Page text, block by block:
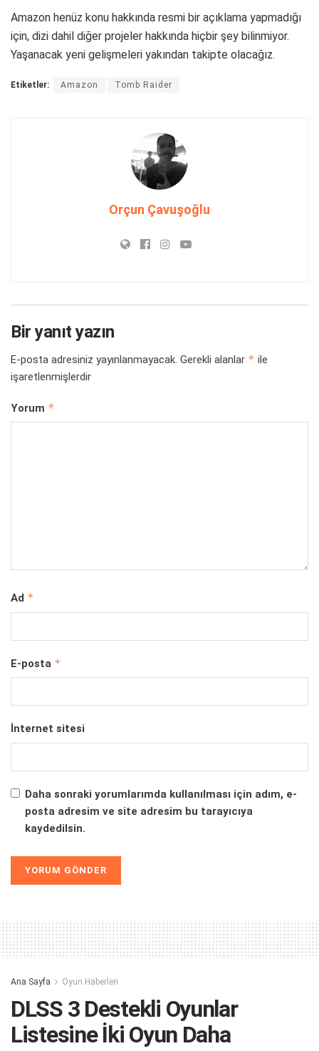
Amazon henüz konu hakkında resmi bir açıklama yapmadığı
için, dizi dahil diğer projeler hakkında hiçbir şey bilinmiyor.
Yaşanacak yeni gelişmeleri yakından takipte olacağız.
Etiketler: Amazon Tomb Raider
Orçun Çavuşoğlu
Bir yanıt yazın
E-posta adresiniz yayınlanmayacak. Gerekli alanlar * ile
işaretlenmişlerdir
Yorum *
Ad *
E-posta *
İnternet sitesi
Daha sonraki yorumlarımda kullanılması için adım, e-
posta adresim ve site adresim bu tarayıcıya
kaydedilsin.
Ana Sayfa Oyun Haberleri
DLSS 3 Destekli Oyunlar
Listesine İki Oyun Daha